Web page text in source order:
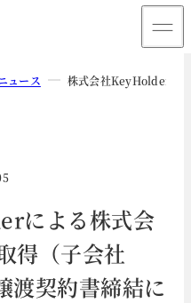
ュース 株式会社KeyHolderに
による株式会
得（子会社
渡契約書締結に